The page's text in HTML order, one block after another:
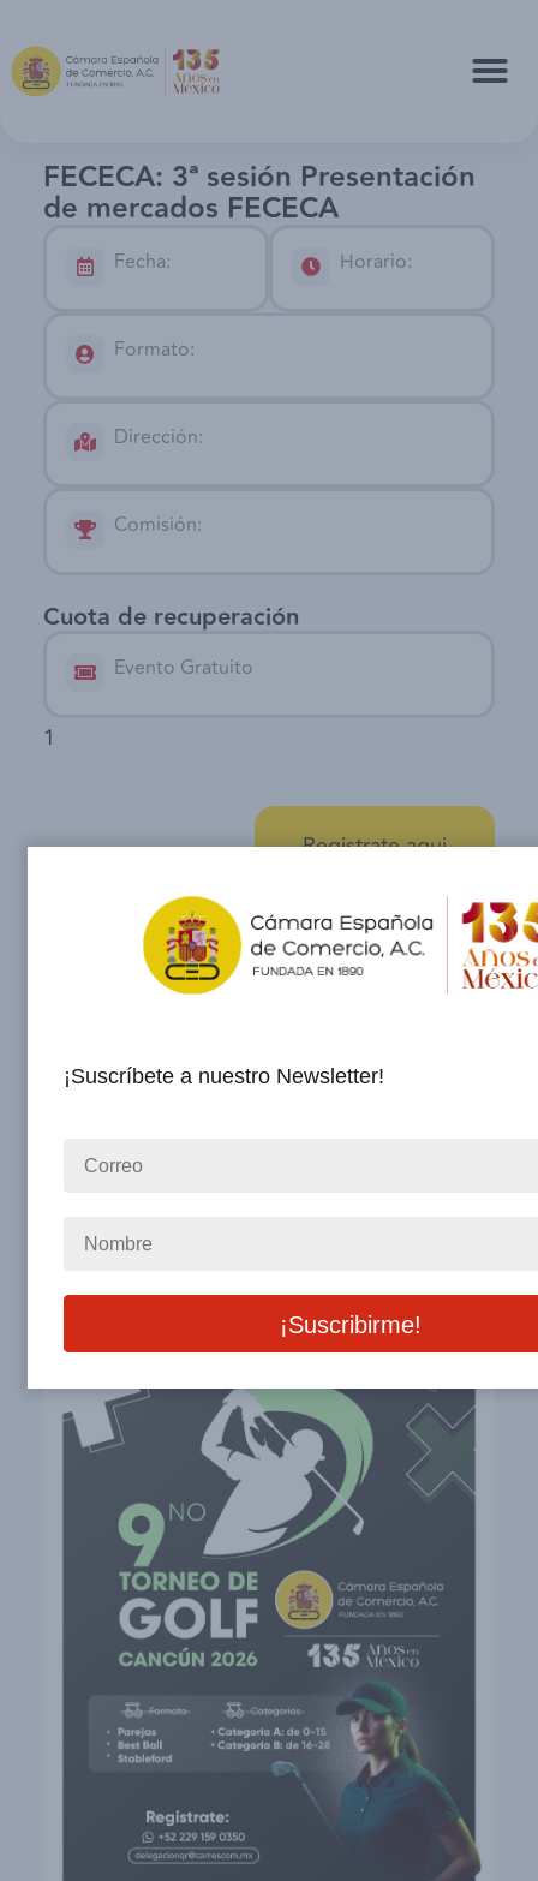
FECECA: 3ª sesión Presentación
de mercados FECECA
Fecha: Horario:
Formato:
Dirección:
Comisión:
Cuota de recuperación
Evento Gratuito
1
Registrate aqui
¡Suscríbete a nuestro Newsletter!